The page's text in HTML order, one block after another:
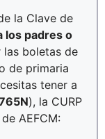
la Clave de
los padres o
las boletas de
de primaria
tener a
), la CURP
AEFCM: